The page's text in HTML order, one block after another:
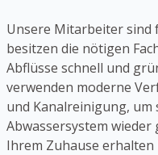
Unsere Mitarbeiter sind
besitzen die nötigen
Abflüsse schnell und
verwenden moderne
und Kanalreinigung, um
Abwassersystem
Ihrem Zuhause erhalten